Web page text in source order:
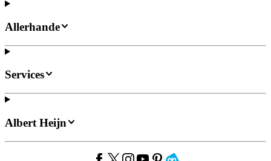
Allerhande
Services
Albert Heijn